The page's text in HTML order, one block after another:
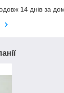
14 днів за